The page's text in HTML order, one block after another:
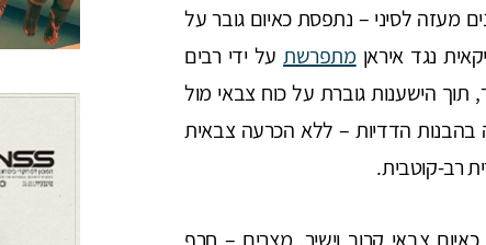
מעזה לסיני – נתפסת כאיום גובר על
נגד איראן מתפרשתעל ידי רבים
תוך הישענות גוברת על כוח צבאי מול
בהבנות הדדיות – ללא הכרעה צבאית
רב-קוטבית.
צבאי קרוב וישיר, מצרים – חרף